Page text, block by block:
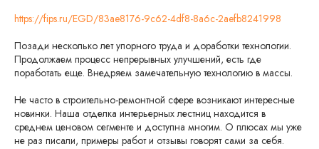
https://fips.ru/EGD/83ae8176-9c62-4df8-8a6c-2aefb8241998
Позади несколько лет упорного труда и доработки технологии.
Продолжаем процесс непрерывных улучшений, есть где
поработать еще. Внедряем замечательную технологию в массы.
Не часто в строительно-ремонтной сфере возникают интересные
новинки. Наша отделка интерьерных лестниц находится в
среднем ценовом сегменте и доступна многим. О плюсах мы уже
не раз писали, примеры работ и отзывы говорят сами за себя.